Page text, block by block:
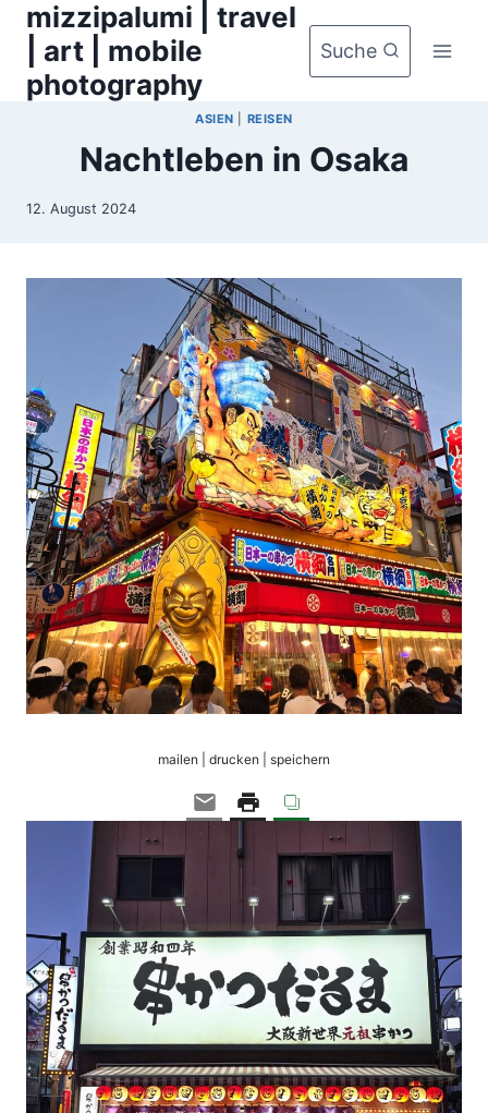
Zum
Inhalt
springen
mizzipalumi | travel
| art | mobile
photography
Suche
ASIEN REISEN
Nachtleben in Osaka
12. August 2024
mailen | drucken | speichern